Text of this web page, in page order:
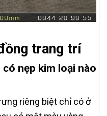
trang trí
nẹp kim loại nào
riêng biệt chỉ có ở